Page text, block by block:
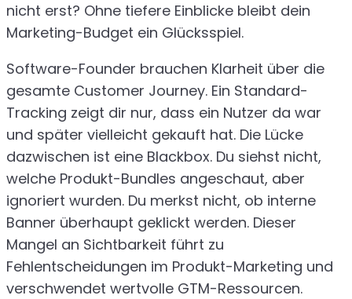
nicht erst? Ohne tiefere Einblicke bleibt dein
Marketing-Budget ein Glücksspiel.
Software-Founder brauchen Klarheit über die
gesamte Customer Journey. Ein Standard-
Tracking zeigt dir nur, dass ein Nutzer da war
und später vielleicht gekauft hat. Die Lücke
dazwischen ist eine Blackbox. Du siehst nicht,
welche Produkt-Bundles angeschaut, aber
ignoriert wurden. Du merkst nicht, ob interne
Banner überhaupt geklickt werden. Dieser
Mangel an Sichtbarkeit führt zu
Fehlentscheidungen im Produkt-Marketing und
verschwendet wertvolle GTM-Ressourcen.